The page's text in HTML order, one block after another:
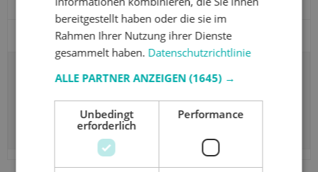
9.42 EUR
Produkt anzeigen
bereitgestellt haben oder die sie im
Rahmen Ihrer Nutzung ihrer Dienste
gesammelt haben. Datenschutzrichtlinie
ALLE PARTNER ANZEIGEN(1645) →
Unbedingt
erforderlich
Performance